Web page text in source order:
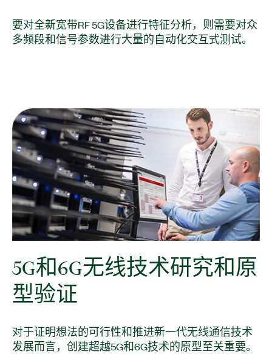
要对全新宽带RF 5G设备进行特征分析，则需要对众
多频段和信号参数进行大量的自动化交互式测试。
5G和6G无线技术研究和 原
型验证
对于证明想法的可行性和推进新一代无线通信技术
发展而言，创建超越5G和6G技术的原型至关重要。